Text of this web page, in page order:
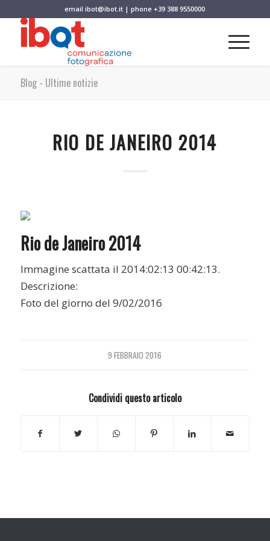
emailibot@ibot.it | phone+39 388 9550000
Blog - Ultime notizie
RIO DE JANEIRO 2014
Rio de Janeiro 2014
Immagine scattata il 2014:02:13 00:42:13.
Descrizione:
Foto del giorno del 9/02/2016
9 FEBBRAIO 2016
Condividi questo articolo